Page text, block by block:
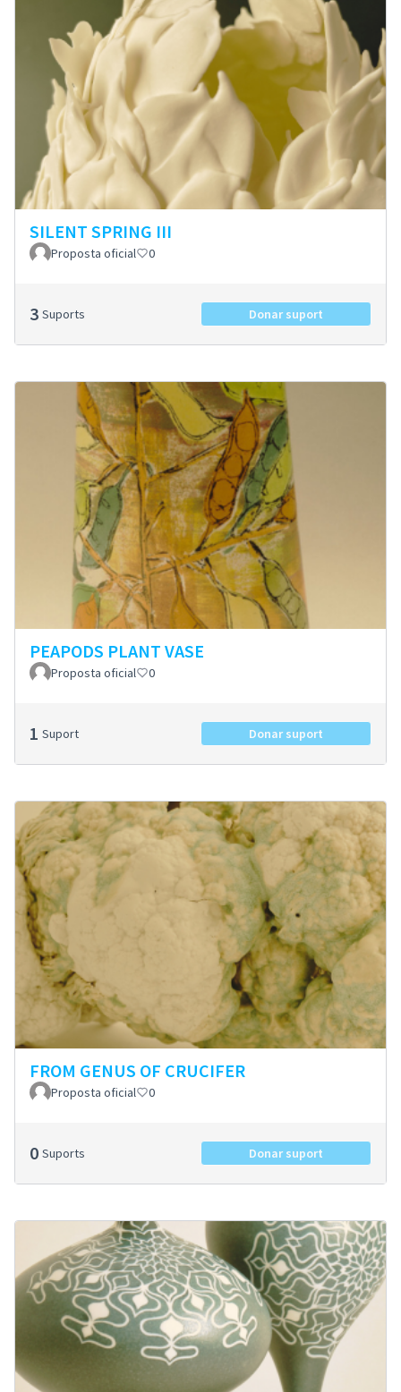
SILENT SPRING III
Proposta oficial 0
3 Suports Donar suport
PEAPODS PLANT VASE
Proposta oficial 0
1 Suport Donar suport
FROM GENUS OF CRUCIFER
Proposta oficial 0
0 Suports Donar suport